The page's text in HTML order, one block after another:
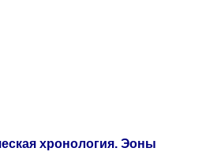
хронология. Эоны